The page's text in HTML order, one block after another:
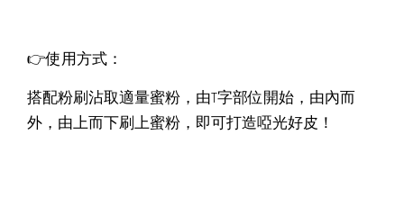
👉使用方式：
搭配粉刷沾取適量蜜粉，由T字部位開始，由內而
外，由上而下刷上蜜粉，即可打造啞光好皮！